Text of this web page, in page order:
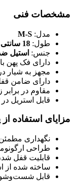
مشخصات فنی
مدل: M-S
طول: 18 سانتی‌متر
جنس: استیل
دارای فک پهن
مجهز به شیار
دارای ضامن
مقاوم در
قابل استریل در
مزایای استفاده
نگهداری
طراحی
قابلیت قفل
ساخته شده از
قابل شست‌وشو،